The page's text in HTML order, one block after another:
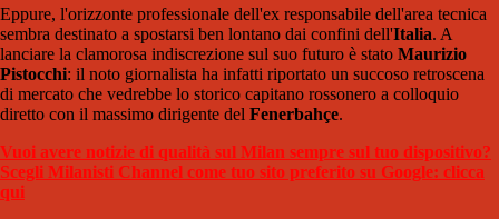
Eppure, l'orizzonte professionale dell'ex responsabile dell'area tecnica
sembra destinato a spostarsi ben lontano dai confini dell'Italia. A
lanciare la clamorosa indiscrezione sul suo futuro è stato Maurizio
Pistocchi: il noto giornalista ha infatti riportato un succoso retroscena
di mercato che vedrebbe lo storico capitano rossonero a colloquio
diretto con il massimo dirigente del Fenerbahçe.
Vuoi avere notizie di qualità sul Milan sempre sul tuo dispositivo?
Scegli Milanisti Channel come tuo sito preferito su Google: clicca
qui